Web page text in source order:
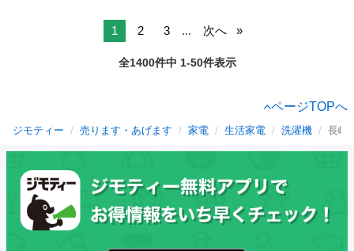
1 2 3 ... 次へ
全1400件中 1-50件表示
ページTOPへ
ジモティー 売ります・あげます 家電 生活家電 洗濯機 長崎